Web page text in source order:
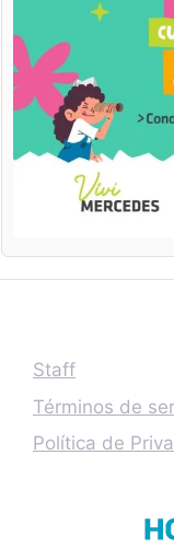
Staff
Términos de
Política de